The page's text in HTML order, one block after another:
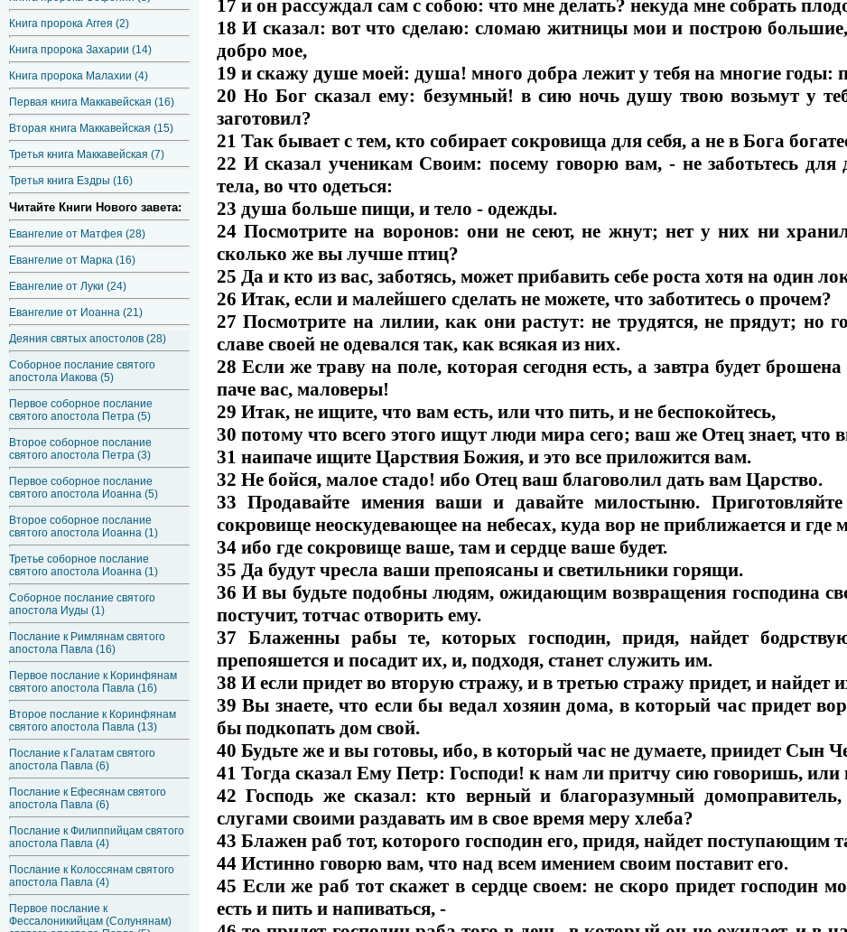
Книга пророка Аггея (2)
Книга пророка Захарии (14)
Книга пророка Малахии (4)
Первая книга Маккавейская (16)
Вторая книга Маккавейская (15)
Третья книга Маккавейская (7)
Третья книга Ездры (16)
Читайте Книги Нового завета:
Евангелие от Матфея (28)
Евангелие от Марка (16)
Евангелие от Луки (24)
Евангелие от Иоанна (21)
Деяния святых апостолов (28)
Соборное послание святого
апостола Иакова (5)
Первое соборное послание
святого апостола Петра (5)
Второе соборное послание
святого апостола Петра (3)
Первое соборное послание
святого апостола Иоанна (5)
Второе соборное послание
святого апостола Иоанна (1)
Третье соборное послание
святого апостола Иоанна (1)
Соборное послание святого
апостола Иуды (1)
Послание к Римлянам святого
апостола Павла (16)
Первое послание к Коринфянам
святого апостола Павла (16)
Второе послание к Коринфянам
святого апостола Павла (13)
Послание к Галатам святого
апостола Павла (6)
Послание к Ефесянам святого
апостола Павла (6)
Послание к Филиппийцам святого
апостола Павла (4)
Послание к Колоссянам святого
апостола Павла (4)
Первое послание к
Фессалоникийцам (Солунянам)
17 и он рассуждал сам с собою: что мне делать? некуда мне собрать
18 И сказал: вот что сделаю: сломаю житницы мои и построю большие,
добро мое,
19 и скажу душе моей: душа! много добра лежит у тебя на многие годы:
20 Но Бог сказал ему: безумный! в сию ночь душу твою возьмут у
заготовил?
21 Так бывает с тем, кто собирает сокровища для себя, а не в Бога
22 И сказал ученикам Своим: посему говорю вам, - не заботьтесь
тела, во что одеться:
23 душа больше пищи, и тело - одежды.
24 Посмотрите на воронов: они не сеют, не жнут; нет у них ни
сколько же вы лучше птиц?
25 Да и кто из вас, заботясь, может прибавить себе роста хотя на один
26 Итак, если и малейшего сделать не можете, что заботитесь о прочем?
27 Посмотрите на лилии, как они растут: не трудятся, не прядут; но
славе своей не одевался так, как всякая из них.
28 Если же траву на поле, которая сегодня есть, а завтра будет
паче вас, маловеры!
29 Итак, не ищите, что вам есть, или что пить, и не беспокойтесь,
30 потому что всего этого ищут люди мира сего; ваш же Отец знает, что
31 наипаче ищите Царствия Божия, и это все приложится вам.
32 Не бойся, малое стадо! ибо Отец ваш благоволил дать вам Царство.
33 Продавайте имения ваши и давайте милостыню.
сокровище неоскудевающее на небесах, куда вор не приближается и где
34 ибо где сокровище ваше, там и сердце ваше будет.
35 Да будут чресла ваши препоясаны и светильники горящи.
36 И вы будьте подобны людям, ожидающим возвращения господина
постучит, тотчас отворить ему.
37 Блаженны рабы те, которых господин, придя, найдет
препояшется и посадит их, и, подходя, станет служить им.
38 И если придет во вторую стражу, и в третью стражу придет, и найдет
39 Вы знаете, что если бы ведал хозяин дома, в который час придет
бы подкопать дом свой.
40 Будьте же и вы готовы, ибо, в который час не думаете, приидет Сын
41 Тогда сказал Ему Петр: Господи! к нам ли притчу сию говоришь, или
42 Господь же сказал: кто верный и благоразумный домоправитель,
слугами своими раздавать им в свое время меру хлеба?
43 Блажен раб тот, которого господин его, придя, найдет поступающим
44 Истинно говорю вам, что над всем имением своим поставит его.
45 Если же раб тот скажет в сердце своем: не скоро придет господин
есть и пить и напиваться, -